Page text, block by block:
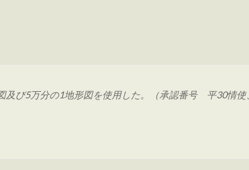
及び5万分の1地形図を使用した。（承認番号 平30情使